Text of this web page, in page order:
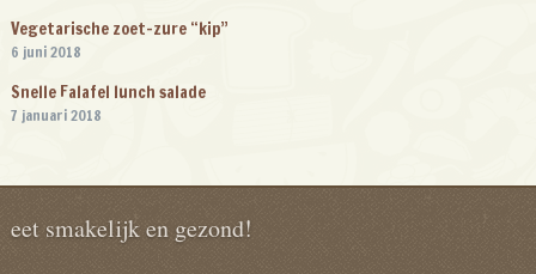
Vegetarische zoet-zure “kip”
6 juni 2018
Snelle Falafel lunch salade
7 januari 2018
eet smakelijk en gezond!